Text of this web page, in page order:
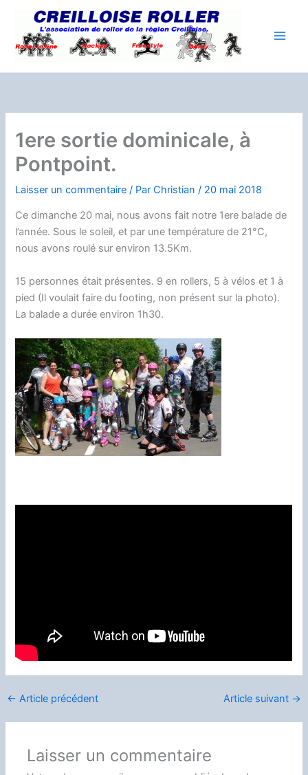
contenu
1ere sortie dominicale, à
Pontpoint.
Laisser un commentaire / ParChristian/ 20 mai 2018
Ce dimanche 20 mai, nous avons fait notre 1ere balade de
l’année. Sous le soleil, et par une température de 21°C,
nous avons roulé sur environ 13.5Km.
15 personnes était présentes. 9 en rollers, 5 à vélos et 1 à
pied (Il voulait faire du footing, non présent sur la photo).
La balade a durée environ 1h30.
← Article précédent Article suivant →
Laisser un commentaire